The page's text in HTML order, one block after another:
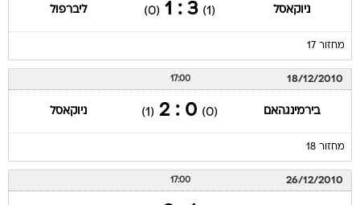
ניוקאסל (1)
3 : 1
(0) ליברפול
מחזור 17
18/12/2010
17:00
בירמינגהאם (0)
0 : 2
(1) ניוקאסל
מחזור 18
26/12/2010
17:00